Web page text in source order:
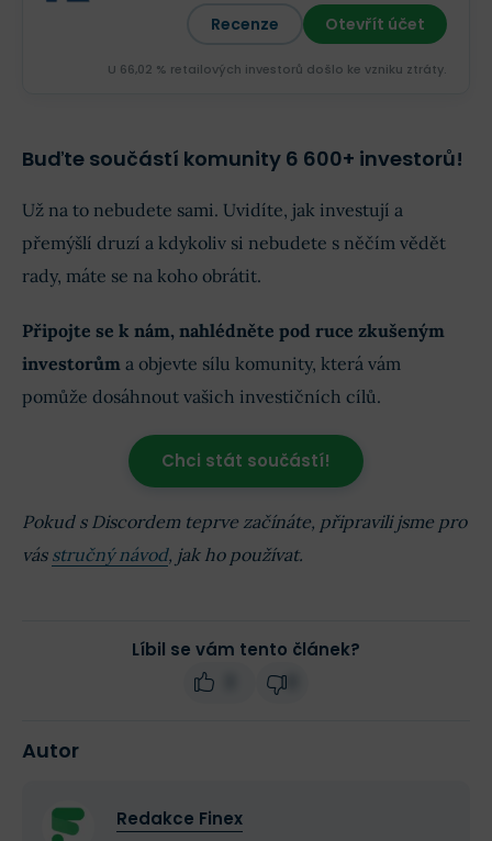
Recenze Otevřít účet
U 66,02 % retailových investorů došlo ke vzniku ztráty.
Buďte součástí komunity 6 600+ investorů!
Už na to nebudete sami. Uvidíte, jak investují a
přemýšlí druzí a kdykoliv si nebudete s něčím vědět
rady, máte se na koho obrátit.
Připojte se k nám, nahlédněte pod ruce zkušeným
investorům a objevte sílu komunity, která vám
pomůže dosáhnout vašich investičních cílů.
Chci stát součástí!
Pokud s Discordem teprve začínáte, připravili jsme pro
vás stručný návod, jak ho používat.
Líbil se vám tento článek?
Autor
Redakce Finex